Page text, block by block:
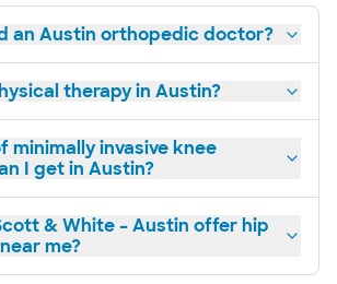
an Austin orthopedic doctor?
therapy in Austin?
minimally invasive knee
I get in Austin?
& White – Austin offer hip
me?